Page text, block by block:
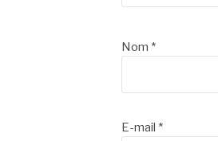
Nom *
E-mail *